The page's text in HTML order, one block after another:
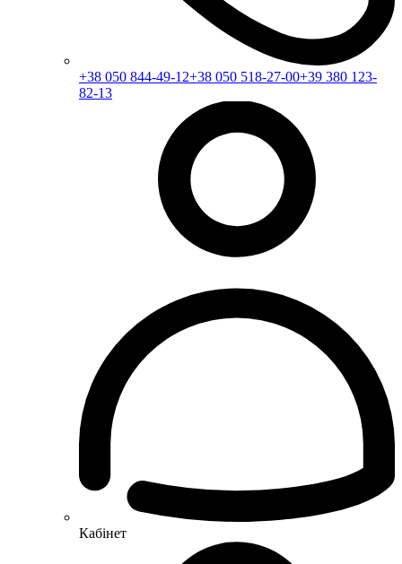
+38 050 844-49-12+38 050 518-27-00+39 380 123-
82-13
Кабінет